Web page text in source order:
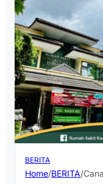
BERITA
Home/BERITA/